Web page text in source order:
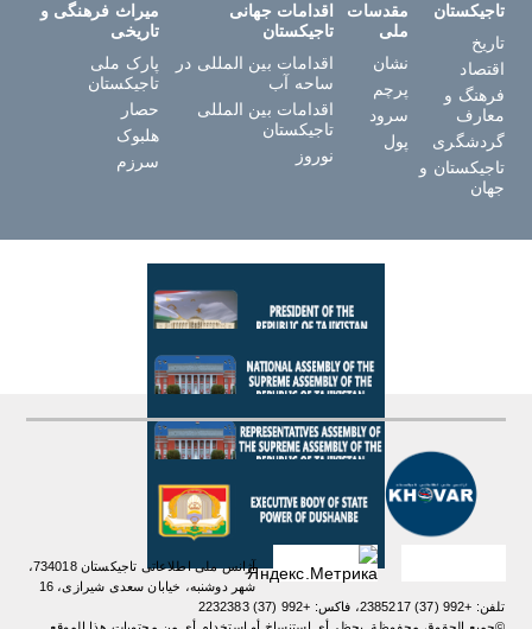
تاجیکستان
تاریخ
اقتصاد
فرهنگ و
معارف
گردشگری
تاجیکستان و
جهان
مقدسات
ملی
نشان
پرچم
سرود
پول
اقدامات جهانی
تاجیکستان
اقدامات بین المللی در
ساحه آب
اقدامات بین المللی
تاجیکستان
نوروز
میراث فرهنگی و
تاریخی
پارک ملی
تاجیکستان
حصار
هلبوک
سرزم
آژانس ملی اطلاعاتی تاجیکستان 734018،
شهر دوشنبه، خیابان سعدی شیرازی، 16
تلفن: +992 (37) 2385217، فاکس: +992 (37) 2232383